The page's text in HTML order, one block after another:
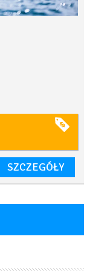
SZCZEGÓŁY